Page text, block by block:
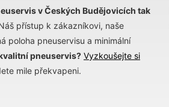
v Českých Budějovicích tak
přístup k zákazníkovi, naše
poloha pneuservisu a minimální
pneuservis? Vyzkoušejte si
mile překvapeni.